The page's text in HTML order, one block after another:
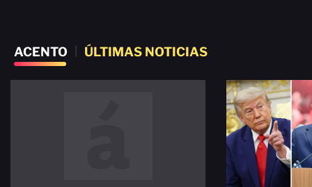
ACENTO ÚLTIMAS NOTICIAS